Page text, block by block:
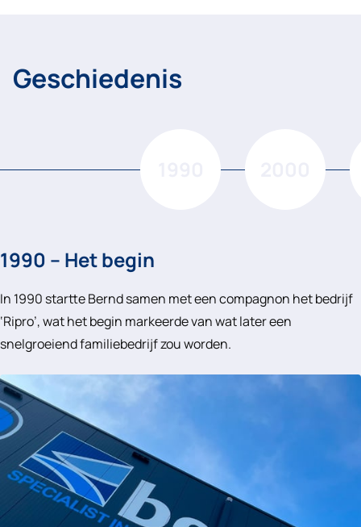
Geschiedenis
1990 – Het begin
In 1990 startte Bernd samen met een compagnon het bedrijf
‘Ripro’, wat het begin markeerde van wat later een
snelgroeiend familiebedrijf zou worden.